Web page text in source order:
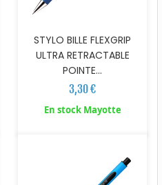
STYLO BILLE FLEXGRIP
ULTRA RETRACTABLE
POINTE...
3,30 €
En stock Mayotte